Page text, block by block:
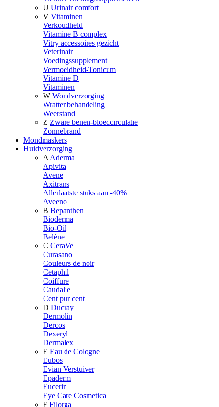
U Urinair comfort
V Vitaminen
Verkoudheid
Vitamine B complex
Vitry accessoires gezicht
Veterinair
Voedingssupplement
Vermoeidheid-Tonicum
Vitamine D
Vitaminen
W Wondverzorging
Wrattenbehandeling
Weerstand
Z Zware benen-bloedcirculatie
Zonnebrand
Mondmaskers
Huidverzorging
A Aderma
Apivita
Avene
Axitrans
Allerlaatste stuks aan -40%
Aveeno
B Bepanthen
Bioderma
Bio-Oil
Belène
C CeraVe
Curasano
Couleurs de noir
Cetaphil
Coiffure
Caudalie
Cent pur cent
D Ducray
Dermolin
Dercos
Dexeryl
Dermalex
E Eau de Cologne
Eubos
Evian Verstuiver
Epaderm
Eucerin
Eye Care Cosmetica
F Filorga